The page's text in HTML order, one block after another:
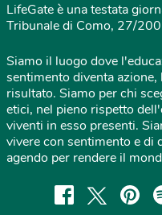
LifeGate è una testata
Tribunale di Como, 27/
Siamo il luogo dove
sentimento diventa
risultato. Siamo per chi
etici, nel pieno rispetto
viventi in esso presenti.
vivere con sentimento e di
agendo per rendere il